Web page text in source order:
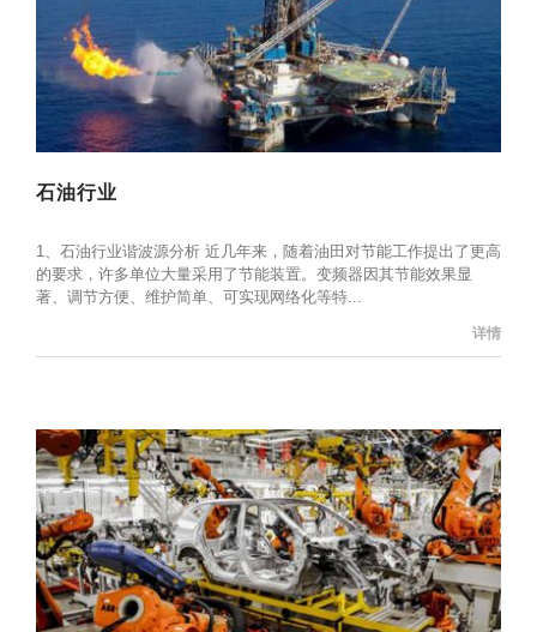
石油行业
1、石油行业谐波源分析 近几年来，随着油田对节能工作提出了更高
的要求，许多单位大量采用了节能装置。变频器因其节能效果显
著、调节方便、维护简单、可实现网络化等特...
详情